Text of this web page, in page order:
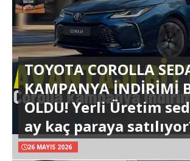
TOYOTA COROLLA
KAMPANYA İNDİRİMİ
OLDU! Yerli Üretim
ay kaç paraya
26 MAYIS 2026